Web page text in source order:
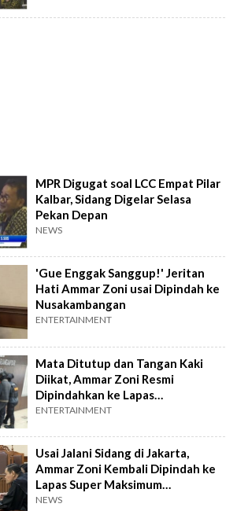
MPR Digugat soal LCC Empat Pilar
Kalbar, Sidang Digelar Selasa
Pekan Depan
NEWS
'Gue Enggak Sanggup!' Jeritan
Hati Ammar Zoni usai Dipindah ke
Nusakambangan
ENTERTAINMENT
Mata Ditutup dan Tangan Kaki
Diikat, Ammar Zoni Resmi
Dipindahkan ke Lapas
Nusakambangan
ENTERTAINMENT
Usai Jalani Sidang di Jakarta,
Ammar Zoni Kembali Dipindah ke
Lapas Super Maksimum
Nusakambangan
NEWS